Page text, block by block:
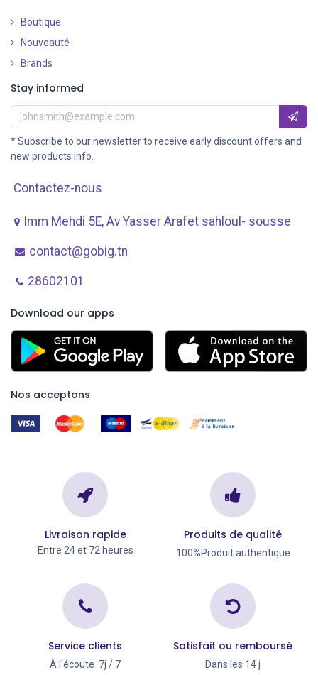
Boutique
Nouveauté
Brands
Stay informed
* Subscribe to our newsletter to receive early discount offers and
new products info.
Contactez-nous
Imm Mehdi 5E, Av ​Yasser Arafet sahloul- sousse
contact@gobig.tn
28602101
Download our apps
Nos acceptons
Livraison rapide
Entre 24 et 72 heures
Produits de qualité
100%Produit authentique
Service clients
À l'écoute 7j / 7
Satisfait ou remboursé
Dans les 14 j